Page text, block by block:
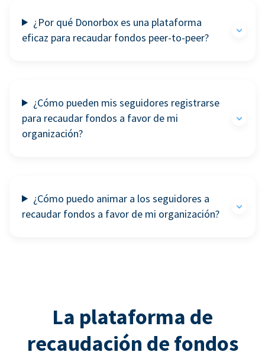
¿Por qué Donorbox es una plataforma
eficaz para recaudar fondos peer-to-peer?
¿Cómo pueden mis seguidores registrarse
para recaudar fondos a favor de mi
organización?
¿Cómo puedo animar a los seguidores a
recaudar fondos a favor de mi organización?
La plataforma de
recaudación de fondos